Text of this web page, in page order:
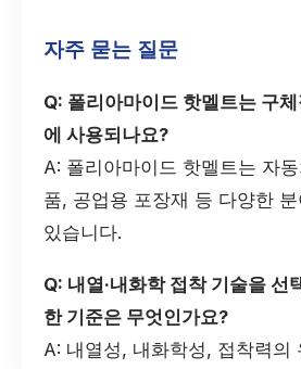
자주 묻는 질문
Q: 폴리아마이드 핫멜트는 구
에 사용되나요?
A: 폴리아마이드 핫멜트는 자
품, 공업용 포장재 등 다양한
있습니다.
Q: 내열·내화학 접착 기술을 선
한 기준은 무엇인가요?
A: 내열성, 내화학성, 접착력의